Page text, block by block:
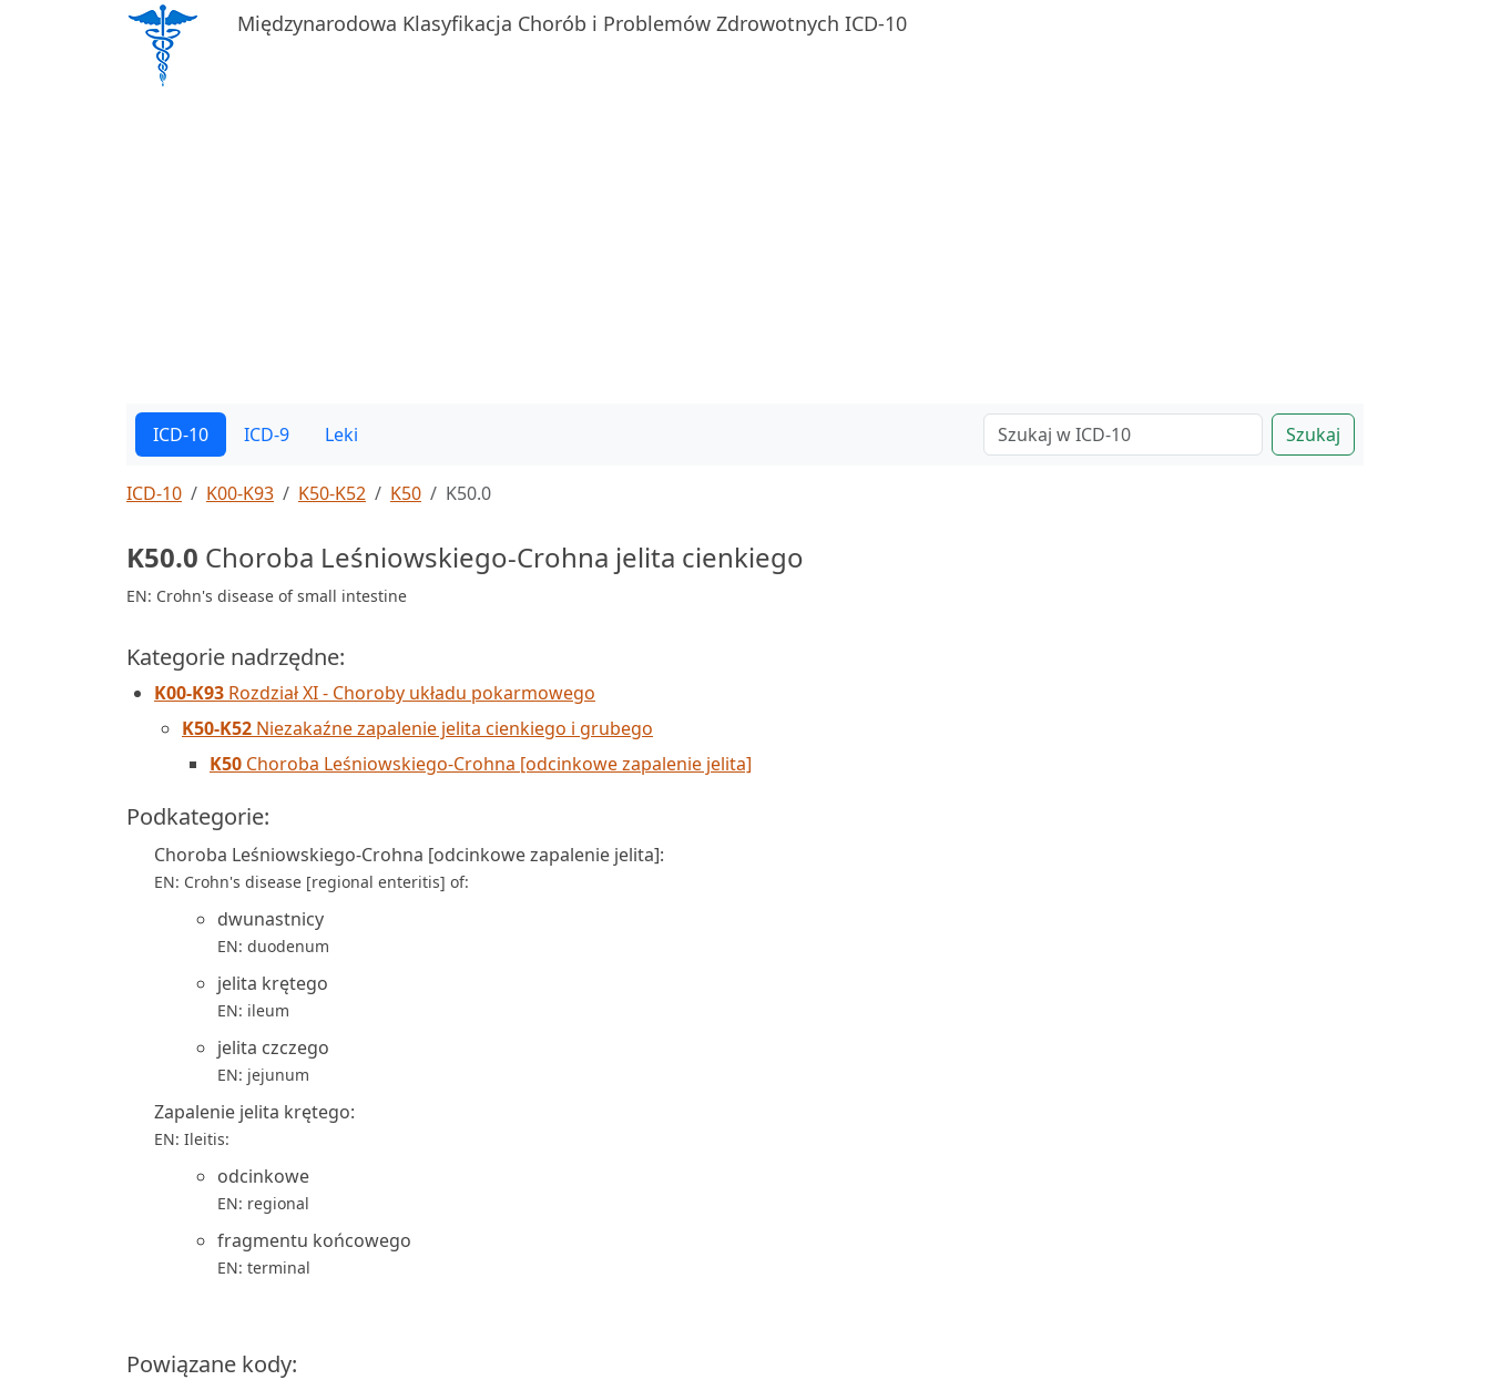
Międzynarodowa Klasyfikacja Chorób i Problemów Zdrowotnych ICD-10
ICD-10 ICD-9 Leki Szukaj
ICD-10 K00-K93 K50-K52 K50 K50.0
K50.0 Choroba Leśniowskiego-Crohna jelita cienkiego
EN: Crohn's disease of small intestine
Kategorie nadrzędne:
K00-K93 Rozdział XI - Choroby układu pokarmowego
K50-K52 Niezakaźne zapalenie jelita cienkiego i grubego
K50 Choroba Leśniowskiego-Crohna [odcinkowe zapalenie jelita]
Podkategorie:
Choroba Leśniowskiego-Crohna [odcinkowe zapalenie jelita]:
EN: Crohn's disease [regional enteritis] of:
dwunastnicy
EN: duodenum
jelita krętego
EN: ileum
jelita czczego
EN: jejunum
Zapalenie jelita krętego:
EN: Ileitis:
odcinkowe
EN: regional
fragmentu końcowego
EN: terminal
Powiązane kody: